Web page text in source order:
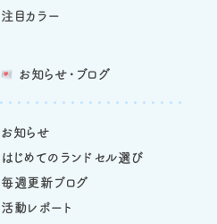
注目カラー
お知らせ・ブログ
お知らせ
はじめてのランドセル選び
毎週更新ブログ
活動レポート